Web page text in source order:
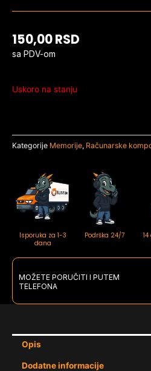
150,00RSD
sa PDV-om
Uskoro na stanju
Kategorije Memorije, Računarske
Isporuka za 1-3
dana
Podrška 24/7
MOŽETE PORUČITI I PUTEM
TELEFONA
Opis
Dodatne informacije